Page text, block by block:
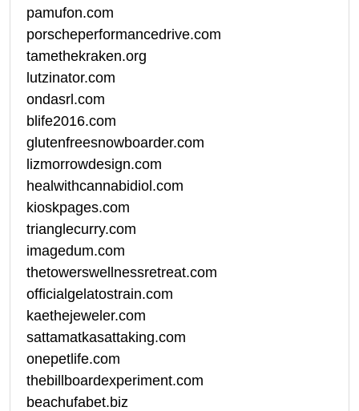
pamufon.com
porscheperformancedrive.com
tamethekraken.org
lutzinator.com
ondasrl.com
blife2016.com
glutenfreesnowboarder.com
lizmorrowdesign.com
healwithcannabidiol.com
kioskpages.com
trianglecurry.com
imagedum.com
thetowerswellnessretreat.com
officialgelatostrain.com
kaethejeweler.com
sattamatkasattaking.com
onepetlife.com
thebillboardexperiment.com
beachufabet.biz